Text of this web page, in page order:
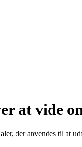
at vide
der anvendes til at